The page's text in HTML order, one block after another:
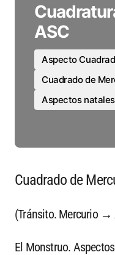
ASC
Aspecto
Cuadrado de
Aspectos
Cuadrado de
(Tránsito. Mercurio →
El Monstruo. Aspectos